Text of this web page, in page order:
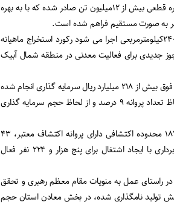
بهره برداری با ظرفیت استخراج ۵۴۰ هزار تن و ذخیره قطعی بیش از ۱۲میلیون تن صادر شده که با به بهره
طرح اکتشاف معدن مس استان مرکزی در پهنه ۲۴۰کیلومترمربعی اجرا می شود رکورد استخراج ماهیانه
نباید مجوز جدیدی برای فعالیت معدنی در منطقه شمال آبیک
وی تصریح کرد: برای به بهره برداری رسیدن معادن فوق بیش از ۲۱۸ میلیارد ریال سرمایه گذاری انجام شده
که نسبت به مدت زمان مشابه سال گذشته از لحاظ تعداد پروانه ۹ درصد و از لحاظ حجم سرمایه گذاری
بابایی خاطرنشان کرد: هم اکنون در کل استان ۱۸۴ محدوده اکتشافی دارای پروانه اکتشاف معتبر، ۴۳
معدن دارای گواهی کشف و ۴۹۲ معدن به بهره برداری با ایجاد اشتغال برای پنج هزار و ۲۲۴ نفر فعال
سال جاری در راستای عمل به منویات مقام معظم رهبری و تحقق
نامگذاری شده، در بخش معادن استان حجم